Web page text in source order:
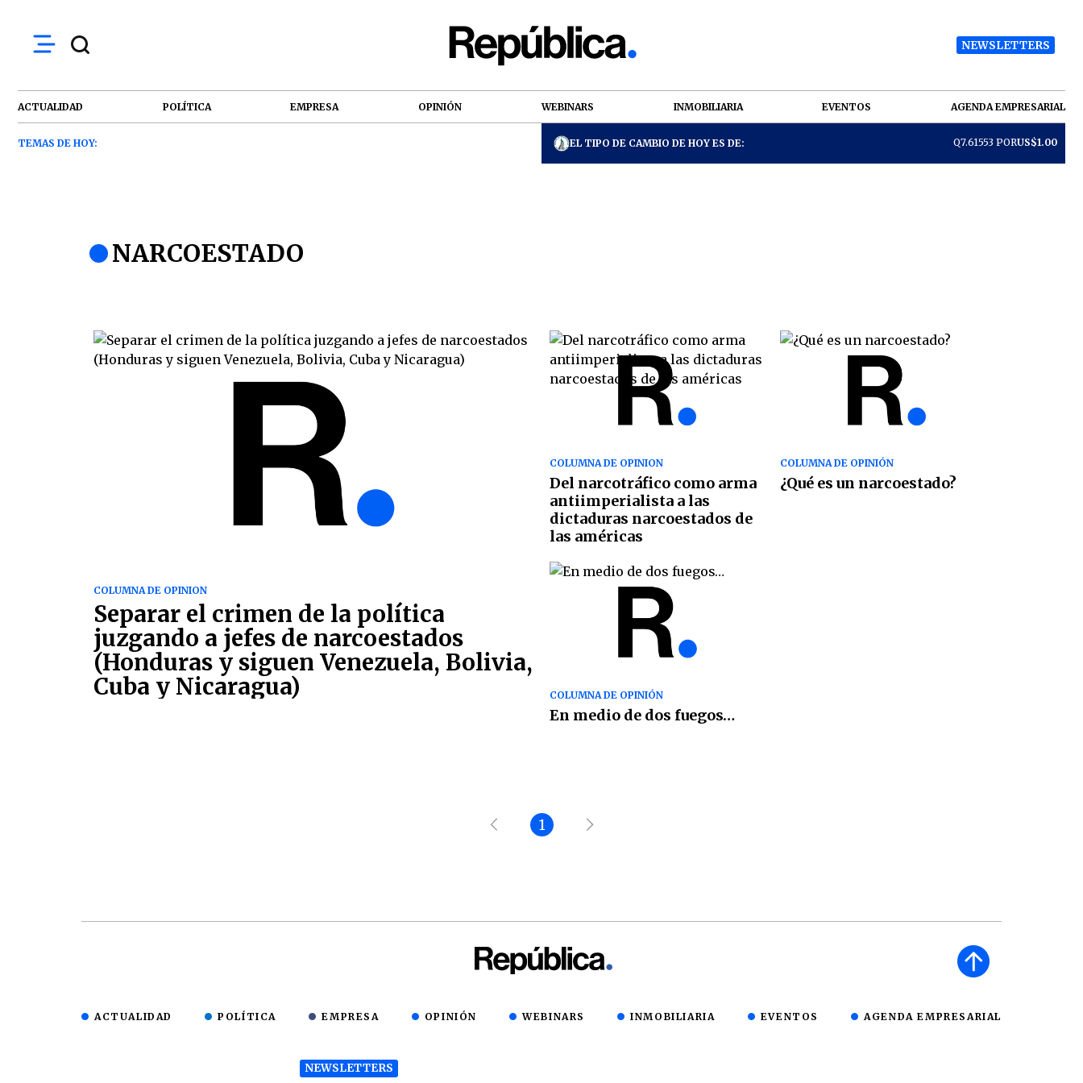
NEWSLETTERS
ACTUALIDAD POLÍTICA EMPRESA OPINIÓN WEBINARS INMOBILIARIA EVENTOS AGENDA EMPRESARIAL
TEMAS DE HOY: EL TIPO DE CAMBIO DE HOY ES DE: Q7.61553 PORUS$1.00
NARCOESTADO
COLUMNA DE OPINION
Separar el crimen de la política
juzgando a jefes de narcoestados
(Honduras y siguen Venezuela, Bolivia,
Cuba y Nicaragua)
COLUMNA DE OPINION
Del narcotráfico como arma
antiimperialista a las
dictaduras narcoestados de
las américas
COLUMNA DE OPINIÓN
¿Qué es un narcoestado?
COLUMNA DE OPINIÓN
En medio de dos fuegos…
1
ACTUALIDAD POLÍTICA EMPRESA OPINIÓN WEBINARS INMOBILIARIA EVENTOS AGENDA EMPRESARIAL
NEWSLETTERS